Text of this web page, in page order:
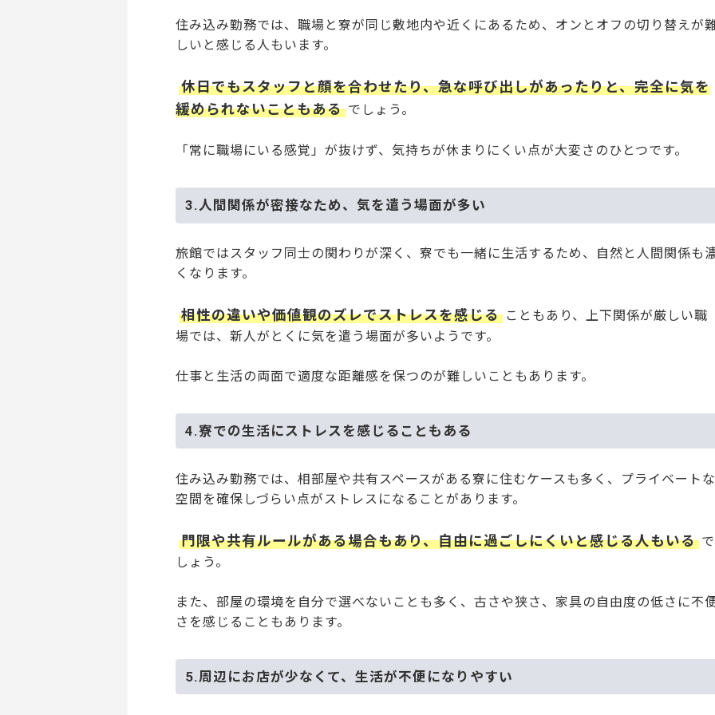
住み込み勤務では、職場と寮が同じ敷地内や近くにあるため、オンとオフの切り替えが
しいと感じる人もいます。
休日でもスタッフと顔を合わせたり、急な呼び出しがあったりと、完全に気を
緩められないこともある でしょう。
「常に職場にいる感覚」が抜けず、気持ちが休まりにくい点が大変さのひとつです。
3.人間関係が密接なため、気を遣う場面が多い
旅館ではスタッフ同士の関わりが深く、寮でも一緒に生活するため、自然と人間関係も
くなります。
相性の違いや価値観のズレでストレスを感じる こともあり、上下関係が厳しい職
場では、新人がとくに気を遣う場面が多いようです。
仕事と生活の両面で適度な距離感を保つのが難しいこともあります。
4.寮での生活にストレスを感じることもある
住み込み勤務では、相部屋や共有スペースがある寮に住むケースも多く、プライベートな
空間を確保しづらい点がストレスになることがあります。
門限や共有ルールがある場合もあり、自由に過ごしにくいと感じる人もいる で
しょう。
また、部屋の環境を自分で選べないことも多く、古さや狭さ、家具の自由度の低さに不
さを感じることもあります。
5.周辺にお店が少なくて、生活が不便になりやすい